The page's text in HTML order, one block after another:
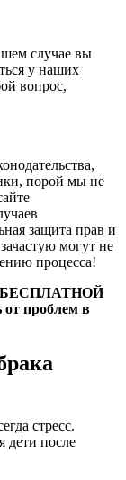
случае вы
у наших
вопрос,
порой мы не
защита прав и
могут не
процесса!
БЕСПЛАТНОЙ
от проблем в
стресс.
дети после